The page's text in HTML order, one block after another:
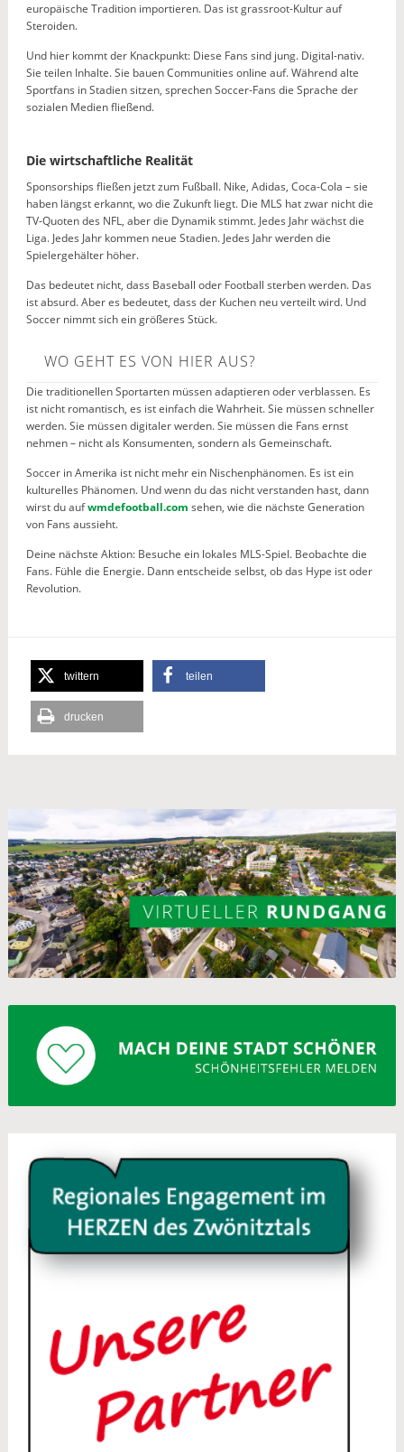
europäische Tradition importieren. Das ist grassroot-Kultur auf
Steroiden.
Und hier kommt der Knackpunkt: Diese Fans sind jung. Digital-nativ.
Sie teilen Inhalte. Sie bauen Communities online auf. Während alte
Sportfans in Stadien sitzen, sprechen Soccer-Fans die Sprache der
sozialen Medien fließend.
Die wirtschaftliche Realität
Sponsorships fließen jetzt zum Fußball. Nike, Adidas, Coca-Cola – sie
haben längst erkannt, wo die Zukunft liegt. Die MLS hat zwar nicht die
TV-Quoten des NFL, aber die Dynamik stimmt. Jedes Jahr wächst die
Liga. Jedes Jahr kommen neue Stadien. Jedes Jahr werden die
Spielergehälter höher.
Das bedeutet nicht, dass Baseball oder Football sterben werden. Das
ist absurd. Aber es bedeutet, dass der Kuchen neu verteilt wird. Und
Soccer nimmt sich ein größeres Stück.
WO GEHT ES VON HIER AUS?
Die traditionellen Sportarten müssen adaptieren oder verblassen. Es
ist nicht romantisch, es ist einfach die Wahrheit. Sie müssen schneller
werden. Sie müssen digitaler werden. Sie müssen die Fans ernst
nehmen – nicht als Konsumenten, sondern als Gemeinschaft.
Soccer in Amerika ist nicht mehr ein Nischenphänomen. Es ist ein
kulturelles Phänomen. Und wenn du das nicht verstanden hast, dann
wirst du aufwmdefootball.com sehen, wie die nächste Generation
von Fans aussieht.
Deine nächste Aktion: Besuche ein lokales MLS-Spiel. Beobachte die
Fans. Fühle die Energie. Dann entscheide selbst, ob das Hype ist oder
Revolution.
twittern teilen
drucken